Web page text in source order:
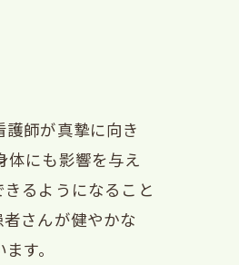
師が真摯に向き
体にも影響を与え
るようになること
さんが健やかな
す。